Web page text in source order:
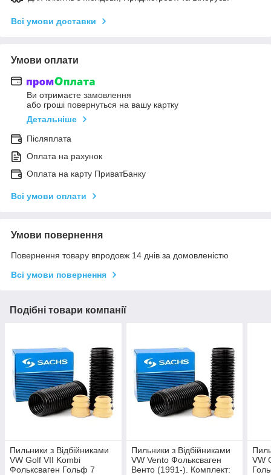
Всі умови доставки
Умови оплати
Ви отримаєте замовлення
або гроші повернуться на вашу картку
Детальніше
Післяплата
Оплата на рахунок
Оплата на карту ПриватБанку
Всі умови оплати
Умови повернення
Повернення товару впродовж 14 днів за домовленістю
Всі умови повернення
Подібні товари компанії
Пильники з Відбійниками
VW Golf VII Kombi
Фольксваген Гольф 7
Пильники з Відбійниками
VW Vento Фольксваген
Венто (1991-). Комплект:
VW